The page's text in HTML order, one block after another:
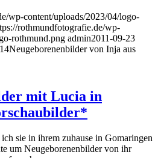
wp-content/uploads/2023/04/logo-
rothmundfotografie.de/wp-
rothmund.png admin2011-09-23
Neugeborenenbilder von Inja aus
mit Lucia in
sie in ihrem zuhause in Gomaringen
um Neugeborenenbilder von ihr